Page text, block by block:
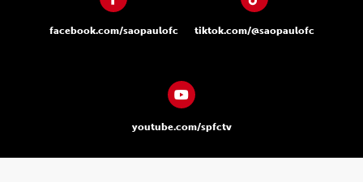
facebook.com/saopaulofc tiktok.com/@saopaulofc
youtube.com/spfctv